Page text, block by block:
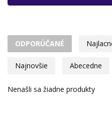
ODPORÚČANÉ
Najnovšie Abecedne
Nenašli sa žiadne produkty